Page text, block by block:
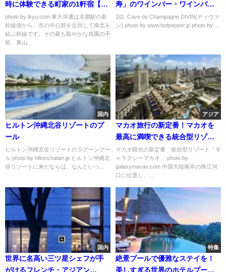
時に体験できる町家の1軒宿【八
坂翠仁花】
photo by ikyu.com 東大寺通は京都駅の新
幹線側から、市の中心部を迂回して南北を
結ぶ幹線です。その最も賑やかな祇園の手
前、東山...
寿」のワインバー・ワインバル
おすすめランキング
1位. Cave de Champagne DIVIN(ディヴァ
ン) photo by www.hotpepper.jp photo by ...
国内
ヒルトン沖縄北谷リゾートのプ
ール
ヒルトン沖縄北谷リゾートのラグーンプー
ル photo by hiltonchatan.jp ヒルトン沖縄北
谷リゾートに来たならば、なんといっ...
アジア
マカオ旅行の新定番！マカオを
最高に満喫できる統合型リゾー
ト「ギャラクシー・マカオ」
マカオ観光の新定番 統合型リゾート「ギ
ャラクシーマカオ」 photo by
galaxymacau.com 中国大陸南岸の珠江河
口に位置し、...
国内
世界に名高い三ツ星シェフが手
がけるフレンチ・アジアン
特集
絶景プールで優雅なステイを！
美しすぎる世界のホテルプール